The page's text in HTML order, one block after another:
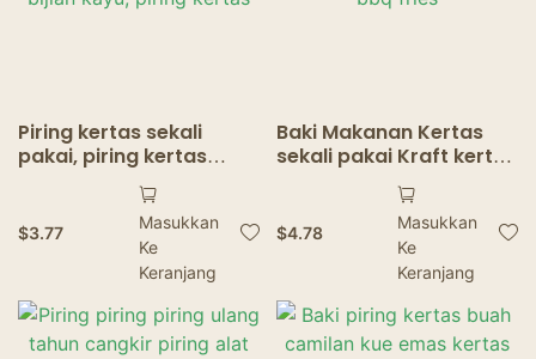
Piring kertas sekali
pakai, piring kertas
rumah tangga, piring
sayuran, piring kue
kertas biji -bijian kayu,
piring kertas
$3.77
Masukkan
Ke
Keranjang
Baki Makanan Kertas
sekali pakai Kraft kertas
porsi makanan baki
curah coklat untuk
nachos tacos bbq fries
$4.78
Masukkan
Ke
Keranjang